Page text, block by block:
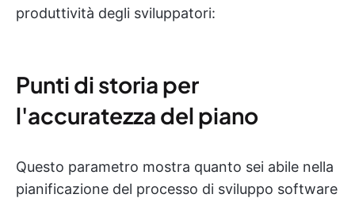
produttività degli sviluppatori:
Punti di storia per
l'accuratezza del piano
Questo parametro mostra quanto sei abile nella
pianificazione del processo di sviluppo software